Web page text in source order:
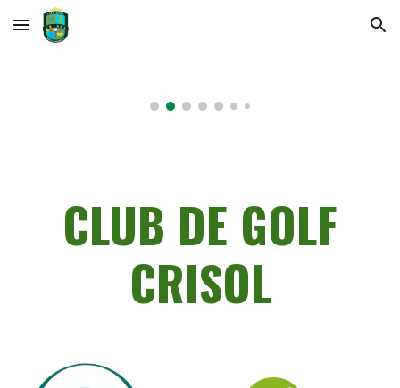
Skip to main content Skip to navigation
CLUB DE GOLF
CRISOL